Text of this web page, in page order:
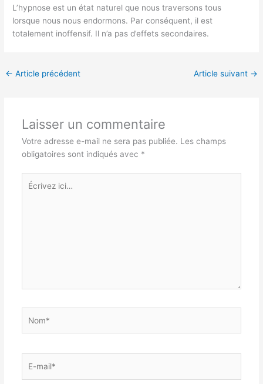
L’hypnose est un état naturel que nous traversons tous
lorsque nous nous endormons. Par conséquent, il est
totalement inoffensif. Il n’a pas d’effets secondaires.
← Article précédent Article suivant →
Laisser un commentaire
Votre adresse e-mail ne sera pas publiée. Les champs
obligatoires sont indiqués avec *
Écrivez
ici…
mail*